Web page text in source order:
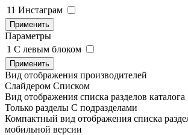
11 Инстаграм
Применить
Параметры
1 C левым блоком
Применить
Вид отображения производителей
Слайдером Списком
Вид отображения списка разделов каталога
Только разделы С подразделами
Компактный вид отображения списка
мобильной версии